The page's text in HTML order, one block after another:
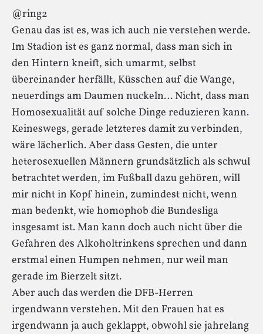
@ring2
Genau das ist es, was ich auch nie verstehen werde.
Im Stadion ist es ganz normal, dass man sich in
den Hintern kneift, sich umarmt, selbst
übereinander herfällt, Küsschen auf die Wange,
neuerdings am Daumen nuckeln… Nicht, dass man
Homosexualität auf solche Dinge reduzieren kann.
Keineswegs, gerade letzteres damit zu verbinden,
wäre lächerlich. Aber dass Gesten, die unter
heterosexuellen Männern grundsätzlich als schwul
betrachtet werden, im Fußball dazu gehören, will
mir nicht in Kopf hinein, zumindest nicht, wenn
man bedenkt, wie homophob die Bundesliga
insgesamt ist. Man kann doch auch nicht über die
Gefahren des Alkoholtrinkens sprechen und dann
erstmal einen Humpen nehmen, nur weil man
gerade im Bierzelt sitzt.
Aber auch das werden die DFB-Herren
irgendwann verstehen. Mit den Frauen hat es
irgendwann ja auch geklappt, obwohl sie jahrelang